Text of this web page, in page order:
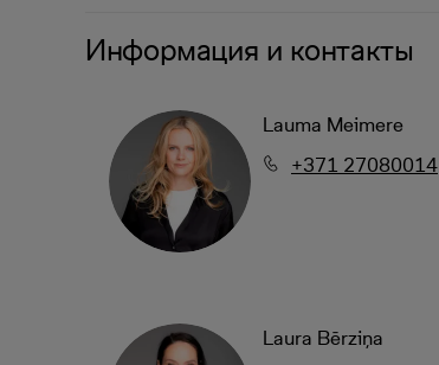
Информация и контакты
Lauma Meimere
+371 27080014
Laura Bērziņa